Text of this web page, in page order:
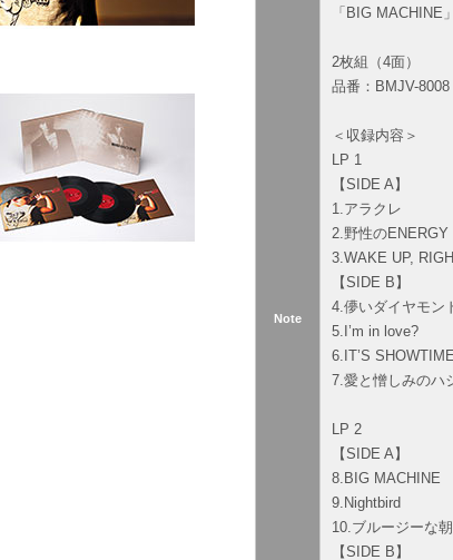
Note
「BIG MACHINE
2枚組（4面）
品番：BMJV-8008
＜収録内容＞
LP 1
【SIDE A】
1.アラクレ
2.野性のENERGY
3.WAKE UP,
【SIDE B】
4.儚いダイヤモン
5.I’m in love?
6.IT’S
7.愛と憎しみのハ
LP 2
【SIDE A】
8.BIG MACHINE
9.Nightbird
10.ブルージーな朝
【SIDE B】